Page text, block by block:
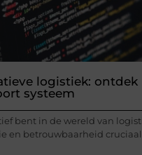
logistiek: ontdek
systeem
bent in de wereld van
en betrouwbaarheid